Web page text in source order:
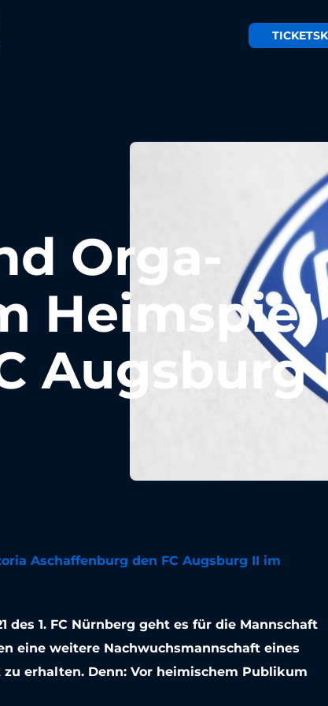
TICKETS
Orga-
Heimspiel
Augsburg
Aschaffenburg den FC Augsburg II im
des 1. FC Nürnberg geht es für die Mannschaft
eine weitere Nachwuchsmannschaft eines
erhalten. Denn: Vor heimischem Publikum